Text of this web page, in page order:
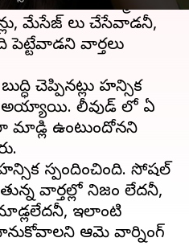
హీరో డేట్ కి రమ్మని
మేసేజ్ లు చేసేవాడనీ,
పెట్టేవాడని వార్తలు
చెప్పినట్లు హన్సిక
అయ్యాయి. టాలీవుడ్ లో ఏ
ఉంటుందోనని
స్పందించింది. సోషల్
వార్తల్లో నిజం లేదనీ,
ఇలాంటి
ఆమె వార్నింగ్